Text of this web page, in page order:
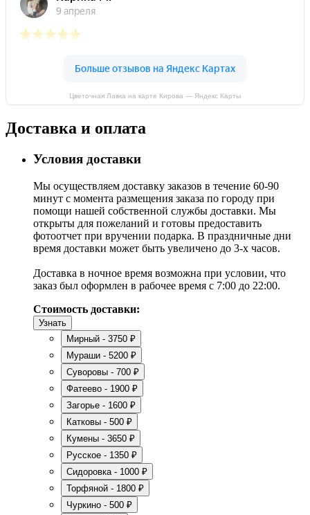
Цветочная Лавка на карте Кирова — Яндекс Карты
Доставка и оплата
Условия доставки
Мы осуществляем доставку заказов в течение 60-90
минут с момента размещения заказа по городу при
помощи нашей собственной службы доставки. Мы
открыты для пожеланий и готовы предоставить
фотоотчет при вручении подарка. В праздничные дни
время доставки может быть увеличено до 3-х часов.
Доставка в ночное время возможна при условии, что
заказ был оформлен в рабочее время с 7:00 до 22:00.
Стоимость доставки:
Узнать
Мирный - 3750 ₽
Мураши - 5200 ₽
Суворовы - 700 ₽
Фатеево - 1900 ₽
Загорье - 1600 ₽
Катковы - 500 ₽
Кумены - 3650 ₽
Русское - 1350 ₽
Сидоровка - 1000 ₽
Торфяной - 1800 ₽
Чуркино - 500 ₽